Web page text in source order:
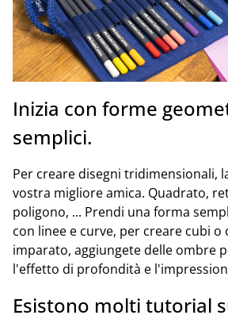
Inizia con forme
semplici.
Per creare disegni tridimensionali,
vostra migliore amica. Quadrato,
poligono, ... Prendi una forma
con linee e curve, per creare cubi o
imparato, aggiungete delle ombre
l'effetto di profondità e
Esistono molti tutorial